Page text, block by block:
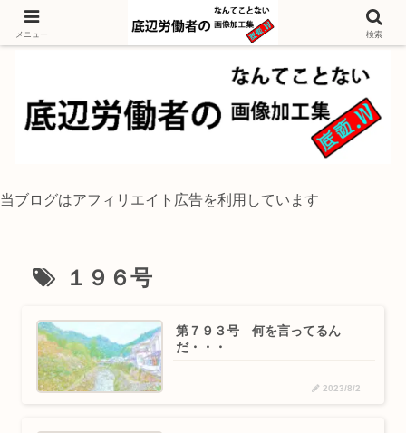
独身底辺おじさんが風景写真をイラスト風に加工するブログ
当ブログはアフィリエイト広告を利用しています
１９６号
第７９３号 何を言ってるん
だ・・・
2023/8/2
メニュー 検索